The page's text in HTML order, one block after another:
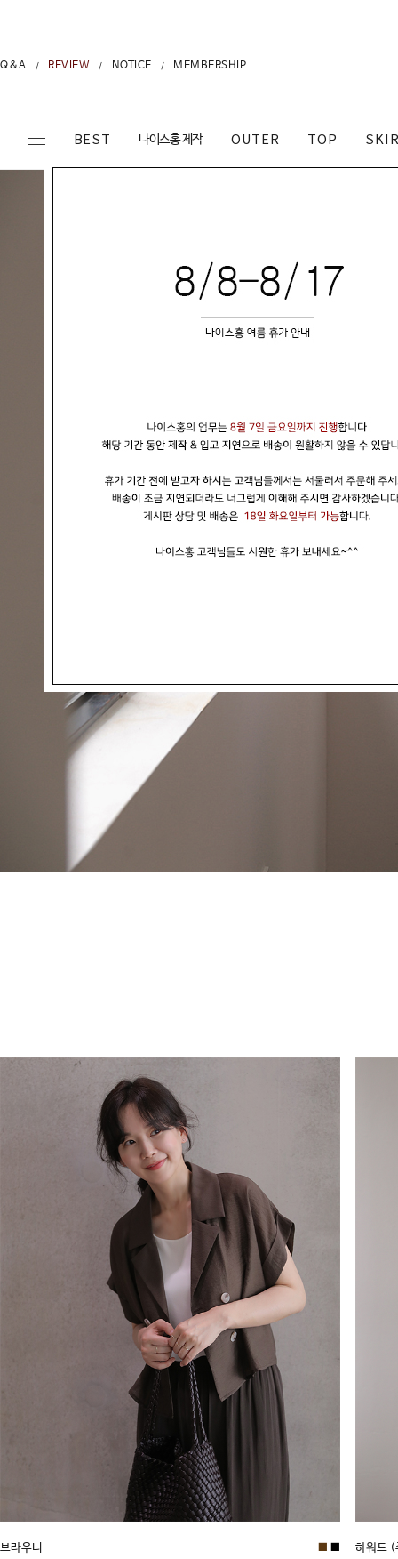
Q&A / REVIEW / NOTICE / MEMBERSHIP
BEST 나이스홍 제작 OUTER TOP
브라우니 ■ ■ 하워드
현재의 메세지창을 다시 표시하지 않음